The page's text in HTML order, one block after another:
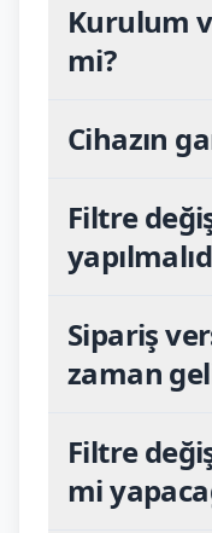
Kurulum
mi?
Cihazın
Filtre
Sipariş
zaman
Filtre
mi